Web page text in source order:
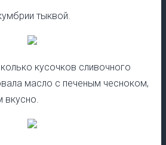
тыквой.
кусочков сливочного
масло с печеным чесноком,